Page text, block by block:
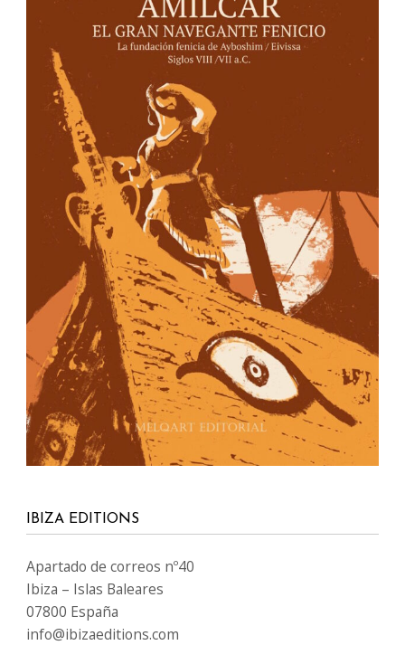
IBIZA EDITIONS
Apartado de correos nº40
Ibiza – Islas Baleares
07800 España
info@ibizaeditions.com